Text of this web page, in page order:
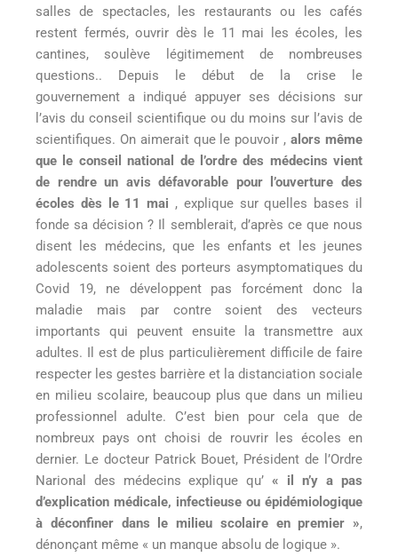
salles de spectacles, les restaurants ou les cafés
restent fermés, ouvrir dès le 11 mai les écoles, les
cantines, soulève légitimement de nombreuses
questions.. Depuis le début de la crise le
gouvernement a indiqué appuyer ses décisions sur
l’avis du conseil scientifique ou du moins sur l’avis de
scientifiques. On aimerait que le pouvoir , alors même
que le conseil national de l’ordre des médecins vient
de rendre un avis défavorable pour l’ouverture des
écoles dès le 11 mai , explique sur quelles bases il
fonde sa décision ? Il semblerait, d’après ce que nous
disent les médecins, que les enfants et les jeunes
adolescents soient des porteurs asymptomatiques du
Covid 19, ne développent pas forcément donc la
maladie mais par contre soient des vecteurs
importants qui peuvent ensuite la transmettre aux
adultes. Il est de plus particulièrement difficile de faire
respecter les gestes barrière et la distanciation sociale
en milieu scolaire, beaucoup plus que dans un milieu
professionnel adulte. C’est bien pour cela que de
nombreux pays ont choisi de rouvrir les écoles en
dernier. Le docteur Patrick Bouet, Président de l’Ordre
Narional des médecins explique qu’ « il n’y a pas
d’explication médicale, infectieuse ou épidémiologique
à déconfiner dans le milieu scolaire en premier »,
dénonçant même « un manque absolu de logique ».